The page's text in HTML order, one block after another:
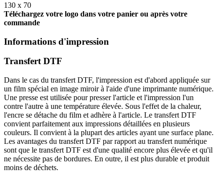
130 x 70
Téléchargez votre logo dans votre panier ou après votre
commande
Informations d'impression
Transfert DTF
Dans le cas du transfert DTF, l'impression est d'abord appliquée sur
un film spécial en image miroir à l'aide d'une imprimante numérique.
Une presse est utilisée pour presser l'article et l'impression l'un
contre l'autre à une température élevée. Sous l'effet de la chaleur,
l'encre se détache du film et adhère à l'article. Le transfert DTF
convient parfaitement aux impressions détaillées en plusieurs
couleurs. Il convient à la plupart des articles ayant une surface plane.
Les avantages du transfert DTF par rapport au transfert numérique
sont que le transfert DTF est d'une qualité encore plus élevée et qu'il
ne nécessite pas de bordures. En outre, il est plus durable et produit
moins de déchets.